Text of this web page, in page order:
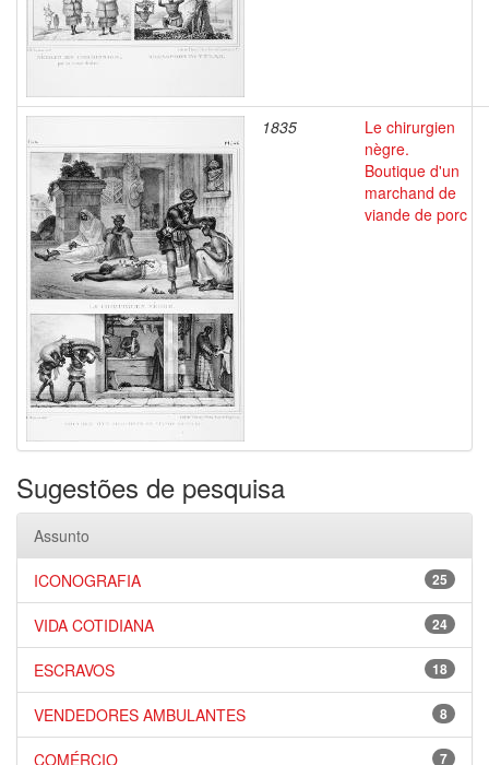
1835
Le chirurgien
nègre.
Boutique d'un
marchand de
viande de porc
Sugestões de pesquisa
Assunto
25
ICONOGRAFIA
24
VIDA COTIDIANA
18
ESCRAVOS
8
VENDEDORES AMBULANTES
7
COMÉRCIO